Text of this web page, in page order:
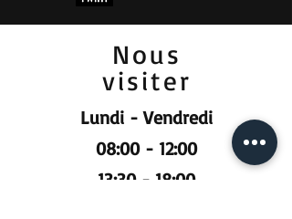
Nous
visiter
Lundi - Vendredi
08:00 - 12:00
13:30 - 18:00